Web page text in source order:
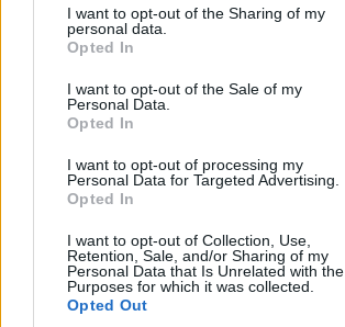
I want to opt-out of the Sharing of my
personal data.
Opted In
I want to opt-out of the Sale of my
Personal Data.
Opted In
I want to opt-out of processing my
Personal Data for Targeted Advertising.
Opted In
I want to opt-out of Collection, Use,
Retention, Sale, and/or Sharing of my
Personal Data that Is Unrelated with the
Purposes for which it was collected.
Opted Out